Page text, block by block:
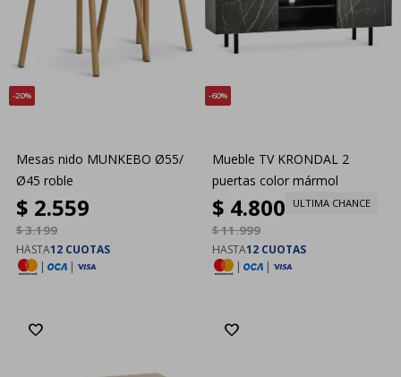
20
Mesas nido MUNKEBO Ø55/
Ø45 roble
$ 2.559
$3.199
HASTA12 CUOTAS
|
|
60
Mueble TV KRONDAL 2
puertas color mármol
$ 4.800
$11.999
ULTIMA CHANCE
HASTA12 CUOTAS
|
|